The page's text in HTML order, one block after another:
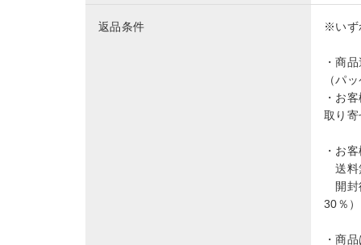
返品条件 ※いず
・商
（パ
・お
取り
・お
送料
開封
30％
・商